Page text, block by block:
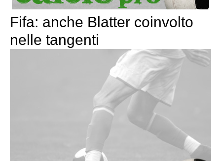
Fifa: anche Blatter coinvolto
nelle tangenti